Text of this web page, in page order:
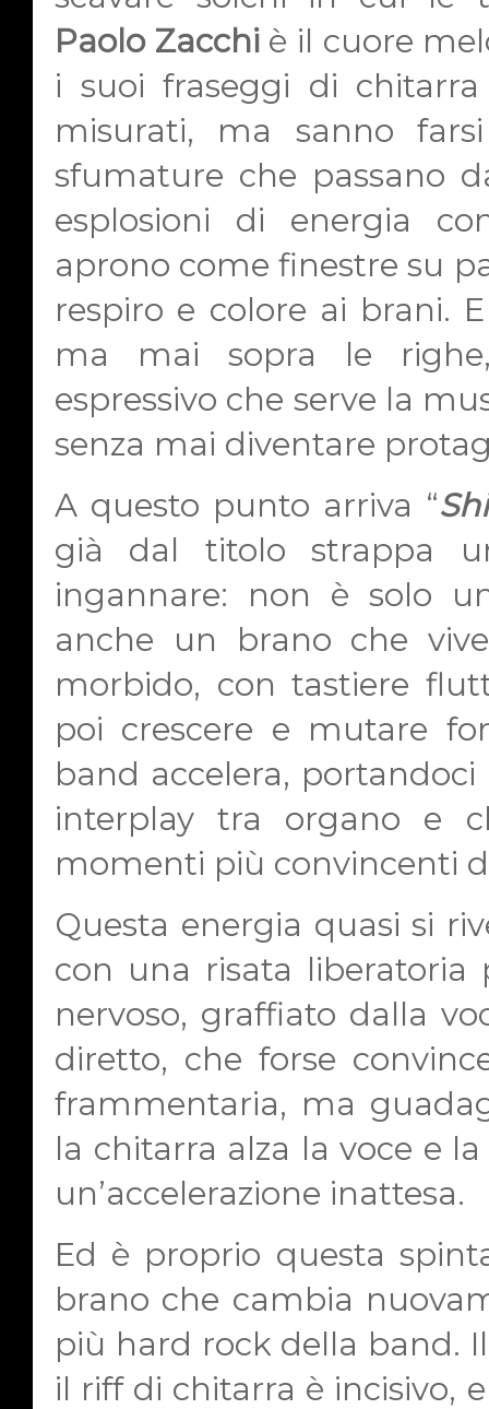
Paolo Zacchiè il cuore
i suoi fraseggi di
misurati, ma sanno
sfumature che passano
esplosioni di energia
aprono come finestre su
respiro e colore ai brani.
ma mai sopra le
espressivo che serve la
senza mai diventare
A questo punto arriva “
già dal titolo strappa
ingannare: non è solo
anche un brano che
morbido, con tastiere
poi crescere e mutare
band accelera,
interplay tra organo e
momenti più convincenti
Questa energia quasi si
con una risata
nervoso, graffiato dalla
diretto, che forse
frammentaria, ma
la chitarra alza la voce e
un’accelerazione inattesa.
Ed è proprio questa
brano che cambia
più hard rock della band.
il riff di chitarra è incisivo,